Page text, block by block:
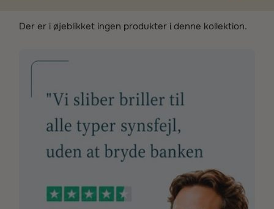
Der er i øjeblikket ingen produkter i denne kollektion.